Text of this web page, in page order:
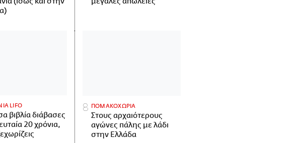
LIFO
βιβλία διάβασες
20 χρόνια,
ΠΟΜΑΚΟΧΩΡΙΑ
Στους αρχαιότερους
αγώνες πάλης με λάδι
στην Ελλάδα